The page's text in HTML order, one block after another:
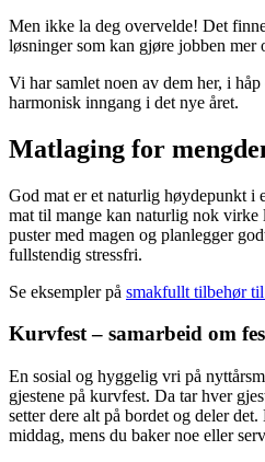
Men ikke la deg overvelde! Det
løsninger som kan gjøre jobben mer
Vi har samlet noen av dem her, i
harmonisk inngang i det nye året.
Matlaging for
God mat er et naturlig høydepunkt i
mat til mange kan naturlig nok virke
puster med magen og planlegger
fullstendig stressfri.
Se eksempler på smakfullt tilbehør
Kurvfest – samarbeid om
En sosial og hyggelig vri på
gjestene på kurvfest. Da tar hver
setter dere alt på bordet og deler
middag, mens du baker noe eller